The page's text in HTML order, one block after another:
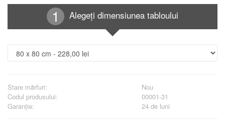
Alegeți dimensiunea tabloului
Stare mărfuri:
Nou
Codul produsului:
00001-31
Garanţie:
24 de luni